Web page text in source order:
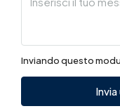
Inviando questo